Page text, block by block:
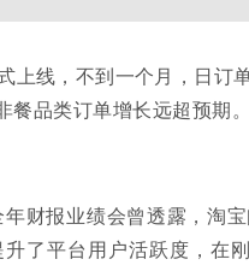
上线，不到一个月，日订
餐品类订单增长远超预期
年财报业绩会曾透露，淘
了平台用户活跃度，在